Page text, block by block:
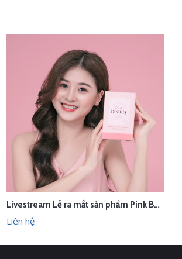
LIÊN HỆ XEM NHANH
Livestream Lễ ra mắt sản phẩm Pink Beauty Herbs
Liên hệ